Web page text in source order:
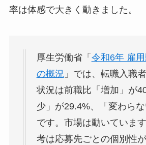
率は体感で大きく動きました。
厚生労働省「 令和6年 雇
の概況 」では、転職入職
状況は前職比「増加」が
少」が29.4%、「変わら
です。市場は動いていま
考は応募先ごとの個別性